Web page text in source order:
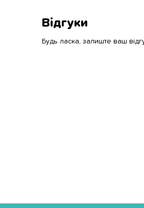
Відгуки
Будь ласка, залиште ваш